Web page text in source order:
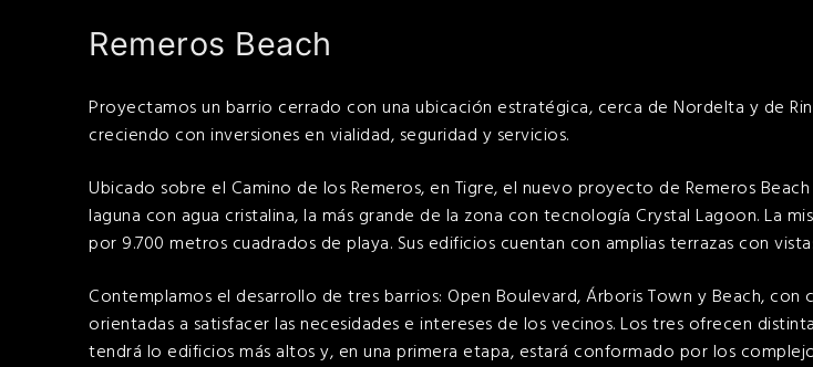
Remeros Beach
Proyectamos un barrio cerrado con una ubicación estratégica, cerca de Nordelta y de
creciendo con inversiones en vialidad, seguridad y servicios.
Ubicado sobre el Camino de los Remeros, en Tigre, el nuevo proyecto de Remeros Beach
laguna con agua cristalina, la más grande de la zona con tecnología Crystal Lagoon. La
por 9.700 metros cuadrados de playa. Sus edificios cuentan con amplias terrazas con
Contemplamos el desarrollo de tres barrios: Open Boulevard, Árboris Town y Beach, con
orientadas a satisfacer las necesidades e intereses de los vecinos. Los tres ofrecen
tendrá lo edificios más altos y, en una primera etapa, estará conformado por los